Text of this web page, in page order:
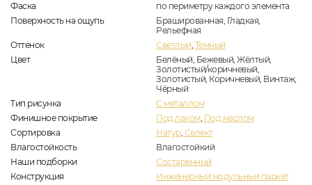
Фаска
по периметру каждого элемента
Поверхность на ощупь
Брашированная, Гладкая,
Рельефная
Оттенок
Светлый, Тёмный
Цвет
Белёный, Бежевый, Жёлтый,
Золотистый/коричневый,
Золотистый, Коричневый, Винтаж,
Чёрный
Тип рисунка
С металлом
Финишное покрытие
Под лаком, Под маслом
Сортировка
Натур, Селект
Влагостойкость
Влагостойкий
Наши подборки
Состаренный
Конструкция
Инженерный модульный паркет